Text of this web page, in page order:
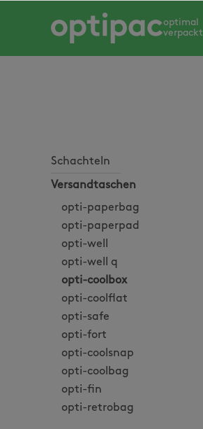
springen
optimal
verpackt
Schachteln
Versandtaschen
opti-paperbag
opti-paperpad
opti-well
opti-well q
opti-coolbox
opti-coolflat
opti-safe
opti-fort
opti-coolsnap
opti-coolbag
opti-fin
opti-retrobag